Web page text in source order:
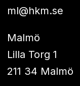
ml@hkm.se
Malmö
Lilla Torg 1
211 34 Malmö